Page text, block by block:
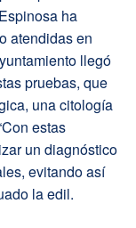
ha
atendidas en
llegó
pruebas, que
una citología
estas
un diagnóstico
evitando así
la edil.